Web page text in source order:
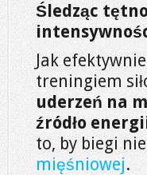
Śledząc
Jak
treningiem
uderzeń na
źródło
to, by biegi
mięśniowej.